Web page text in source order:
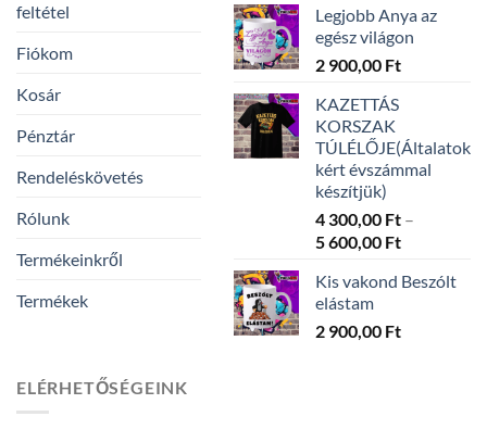
feltétel
Fiókom
Kosár
Pénztár
Rendeléskövetés
Rólunk
Termékeinkről
Termékek
300,00 Ft
-
5
Legjobb Anya az
egész világon
2 900,00 Ft
KAZETTÁS
KORSZAK
TÚLÉLŐJE(Általatok
kért évszámmal
készítjük)
4 300,00 Ft –
5 600,00 Ft
300,00 Ft
5
Kis vakond Beszólt
elástam
2 900,00 Ft
ELÉRHETŐSÉGEINK